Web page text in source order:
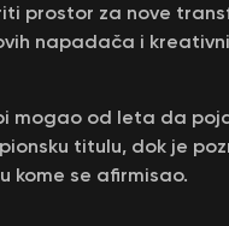
prostor za nove
napadača i
mogao od leta da
titulu, dok je
kome se afirmisao.